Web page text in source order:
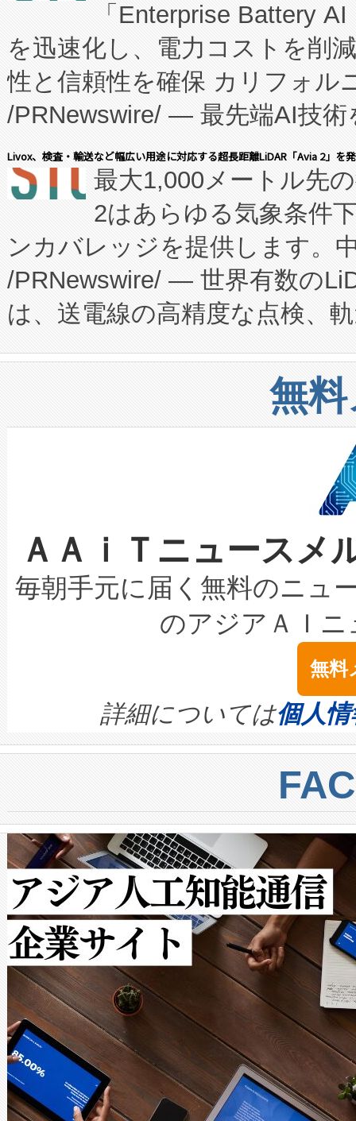
たNeXは、バイオ医薬品製造
従来のフェッドバッチ施設の
に、患者やサプライチェーン
キー方式で拡張性が高く、持
す。FCCM‑を活用した現地生
患者にとっての費用負担を大
のアクセスを大幅に拡大する
Fully-Connected Continuous
プログラムには、施設設計・
に関する技術移転および知的
構造化トレーニングカリキュ
上げおよび商用化段階におけ
設備整備および立ち上げ調整
加組織は、Enzeneのバイオ
選定された製品について、自
取得できる可能性もあります
設には、3億～4億ドルかか
最高経営責任者（CEO）であ
す。「当社のfully-connected
ームを利用すれば、6,000万
きます。この効率性は、フェ
「Enterprise Battery
を迅速化し、電力コストを削
性と信頼性を確保 カリフォル
/PRNewswire/ — 最先端AI技術
会社エーアイ・アンド：本社
President原信平）と、エンタ
ードするVoltaiqは、日本にあ
ーエネルギー貯蔵システム（
た。 Voltaiq独自のAI搭載プラ
定、統合、導入、運用に至る
安全性を追跡し、確保する事
増加しているデータセンター
る電力網に大きな負担をかけ
事業者の負担軽減という課題
系統連系を迅速にし、ピーク
限を超えて利用可能な電力容
持できるよう貢献します。こ
ービスレベル契約（SLA）違
テリー性能の劣化によるダウ
念は、現在データセンターが
ます。 Voltaiq provides a
quality and reliability for AI
BESS stack to ensure battery
centers. Voltaiqは、ai&のAI
からシステム統合、試運転、
クルの各段階のデータを監視
[…]
Livox、検査・輸送など幅広い用途に対応する超長距離LiDAR「Avia 2」を
最大1,000メートル先
2はあらゆる気象条件
ンカバレッジを提供します。
/PRNewswire/ — 世界有数の
は、送電線の高精度な点検、
や穀物倉庫におけるバルク材
リューション「Avia 2」を発
したAvia 2は、1,000メート
狭視野のFOVを切り替えるこ
ケーブル、枝などの細かな対
なレーザースポットにより、
な環境下でも豊かなディテー
キロメートル範囲を検出
LiDAR for Inspections,
は1535 nmレーザーを搭載。
イズの小径化を実現すること
す。ノーマルモードでは、
ートル先まで検出でき、これ
トに対して約600メートルに
では、反射率10％のターゲッ
で向上し、最大検知距離は
ットだけで最大1キロメート
ルの変電所周囲を監視でき、
作業と点群処理を簡素化でき
Avia 2は、2種類のFOVオプシ
× 80°のノーマルモード、長
ードを切り替えて使用するこ
ることなく、単一のデバイス
うにします。遠距離まで届く
無
ＡＡｉＴニュース
毎朝手元に届く無料のニュ
のアジアＡＩ
無料
詳細については個人